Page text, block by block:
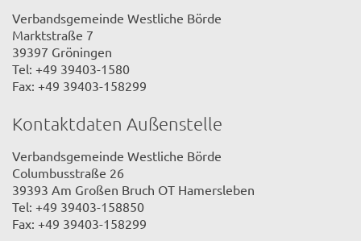
Verbandsgemeinde Westliche Börde
Marktstraße 7
39397 Gröningen
Tel: +49 39403-1580
Fax: +49 39403-158299
Kontaktdaten Außenstelle
Verbandsgemeinde Westliche Börde
Columbusstraße 26
39393 Am Großen Bruch OT Hamersleben
Tel: +49 39403-158850
Fax: +49 39403-158299